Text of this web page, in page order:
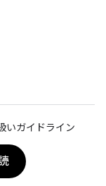
いガイドライン